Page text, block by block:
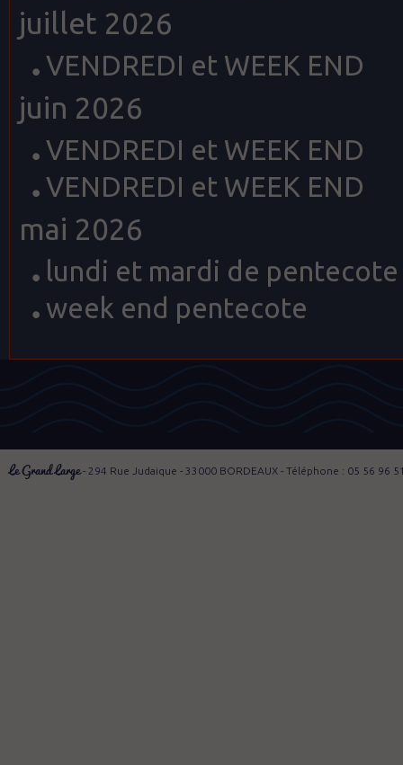
juillet 2026
VENDREDI et WEEK END
juin 2026
VENDREDI et WEEK END
VENDREDI et WEEK END
mai 2026
lundi et mardi de
week end pentecote
Le Grand Large- 294 Rue Judaique - 33000 BORDEAUX - Téléphone : 05 56 96